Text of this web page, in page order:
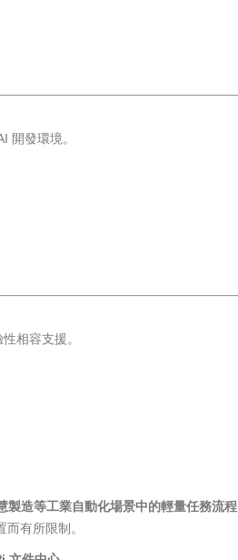
開發環境。
相容支援。
製造等工業自動化場景中的輕量任務流程
有所限制。